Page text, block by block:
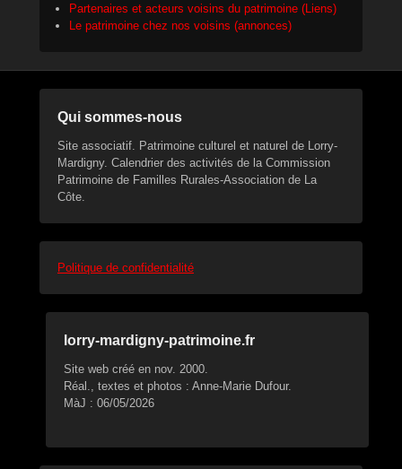
Partenaires et acteurs voisins du patrimoine (Liens)
Le patrimoine chez nos voisins (annonces)
Qui sommes-nous
Site associatif. Patrimoine culturel et naturel de Lorry-
Mardigny. Calendrier des activités de la Commission
Patrimoine de Familles Rurales-Association de La
Côte.
Politique de confidentialité
lorry-mardigny-patrimoine.fr
Site web créé en nov. 2000.
Réal., textes et photos : Anne-Marie Dufour.
MàJ : 06/05/2026